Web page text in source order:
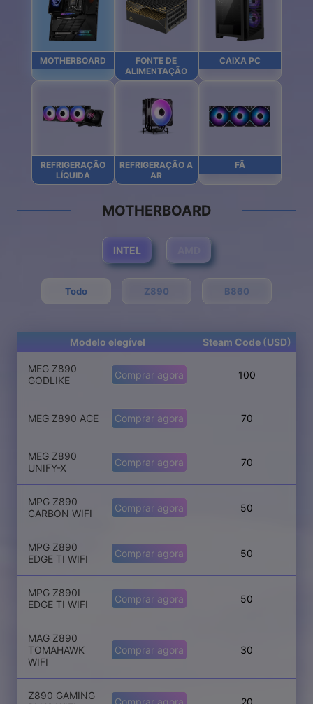
MOTHERBOARD
FONTE DE
ALIMENTAÇÃO
CAIXA PC
REFRIGERAÇÃO
LÍQUIDA
REFRIGERAÇÃO A
AR
FÃ
MOTHERBOARD
INTEL
Todo Z890 B860
Modelo elegível Steam Code (USD)
MEG Z890
GODLIKE
Comprar agora 100
MEG Z890 ACE Comprar agora 70
MEG Z890
UNIFY-X
Comprar agora 70
MPG Z890
CARBON WIFI
Comprar agora 50
MPG Z890
EDGE TI WIFI
Comprar agora 50
MPG Z890I
EDGE TI WIFI
Comprar agora 50
MAG Z890
TOMAHAWK
WIFI
Comprar agora 30
Z890 GAMING
Comprar agora 20